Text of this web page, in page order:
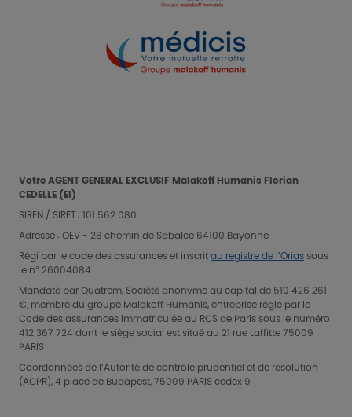
Votre AGENT GENERAL EXCLUSIF Malakoff Humanis Florian
CEDELLE (EI)
SIREN / SIRET : 101 562 080
Adresse : OEV - 28 chemin de Sabalce 64100 Bayonne
Régi par le code des assurances et inscritau registre de l’Orias sous
le n° 26004084
Mandaté par Quatrem, Société anonyme au capital de 510 426 261
€, membre du groupe Malakoff Humanis, entreprise régie par le
Code des assurances immatriculée au RCS de Paris sous le numéro
412 367 724 dont le siège social est situé au 21 rue Laffitte 75009
PARIS
Coordonnées de l’Autorité de contrôle prudentiel et de résolution
(ACPR), 4 place de Budapest, 75009 PARIS cedex 9